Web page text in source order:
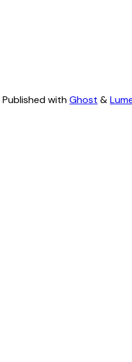
Published withGhost &